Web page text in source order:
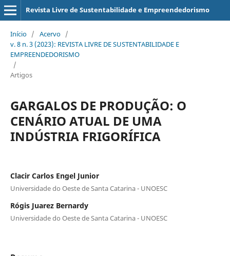
Revista Livre de Sustentabilidade e Empreendedorismo
Início / Acervo /
v. 8 n. 3 (2023): REVISTA LIVRE DE SUSTENTABILIDADE E
EMPREENDEDORISMO
/
Artigos
GARGALOS DE PRODUÇÃO: O
CENÁRIO ATUAL DE UMA
INDÚSTRIA FRIGORÍFICA
Clacir Carlos Engel Junior
Universidade do Oeste de Santa Catarina - UNOESC
Rógis Juarez Bernardy
Universidade do Oeste de Santa Catarina - UNOESC